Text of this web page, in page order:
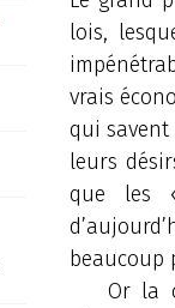
lois,
vrais
qui savent
leurs
que les
beaucoup
Or la